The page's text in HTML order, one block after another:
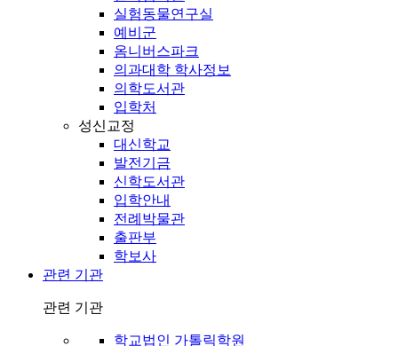
실험동물연구실
예비군
옴니버스파크
의과대학 학사정보
의학도서관
입학처
성신교정
대신학교
발전기금
신학도서관
입학안내
전례박물관
출판부
학보사
관련 기관
관련 기관
학교법인 가톨릭학원